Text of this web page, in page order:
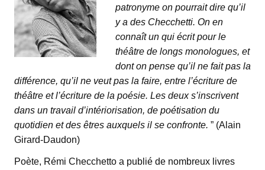
patronyme on pourrait dire qu’il
y a des Checchetti. On en
connaît un qui écrit pour le
théâtre de longs monologues, et
dont on pense qu’il ne fait pas la
différence, qu’il ne veut pas la faire, entre l’écriture de
théâtre et l’écriture de la poésie. Les deux s’inscrivent
dans un travail d’intériorisation, de poétisation du
quotidien et des êtres auxquels il se confronte. ” (Alain
Girard-Daudon)
Poète, Rémi Checchetto a publié de nombreux livres